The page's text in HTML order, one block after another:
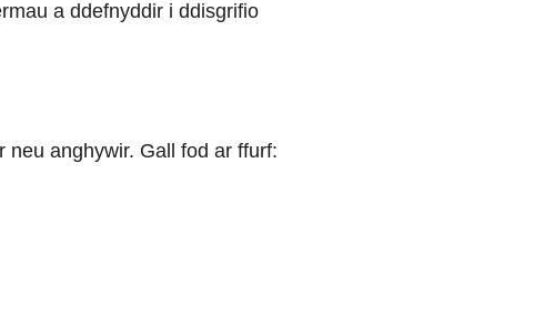
a ddefnyddir i ddisgrifio
neu anghywir. Gall fod ar ffurf: